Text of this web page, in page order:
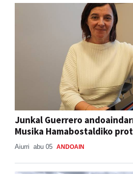
Junkal Guerrero
Musika Hamabostaldiko
Aiurri abu 05 ANDOAIN